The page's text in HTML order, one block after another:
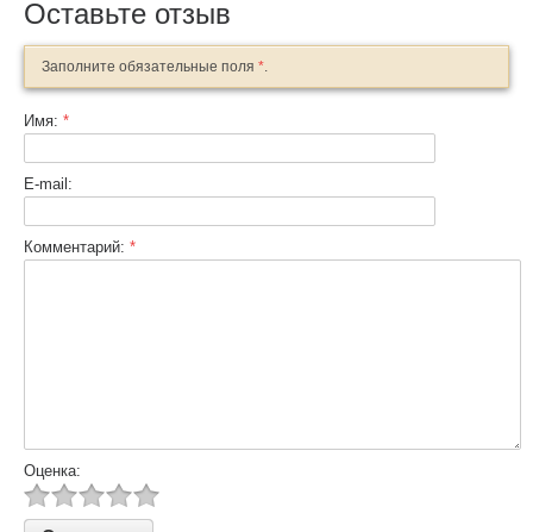
Оставьте отзыв
Заполните обязательные поля *.
Имя: *
E-mail:
Комментарий: *
Оценка: